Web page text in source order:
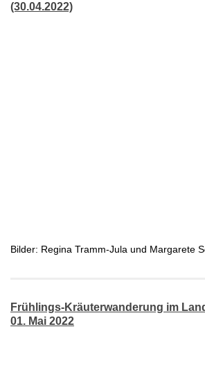
(30.04.2022)
Bilder: Regina Tramm-Jula und Margarete
Frühlings-Kräuterwanderung im
01. Mai 2022